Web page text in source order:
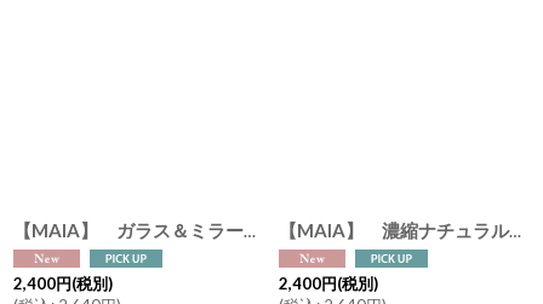
【MAIA】 ガラス＆ミラークリーナー ホワイトフラワーの香り 500ml ｜ 窓・鏡用洗剤 拭き跡ゼロ 植物由来成分 マイア フランス製
2,400円(税別)
【MAIA】 濃縮ナチュラルマルチクリーナー ベルガモット 500ml スプレーボトル｜ 住宅用洗剤 万能クリーナー 植物由来成分 マイア フランス製
2,400円(税別)